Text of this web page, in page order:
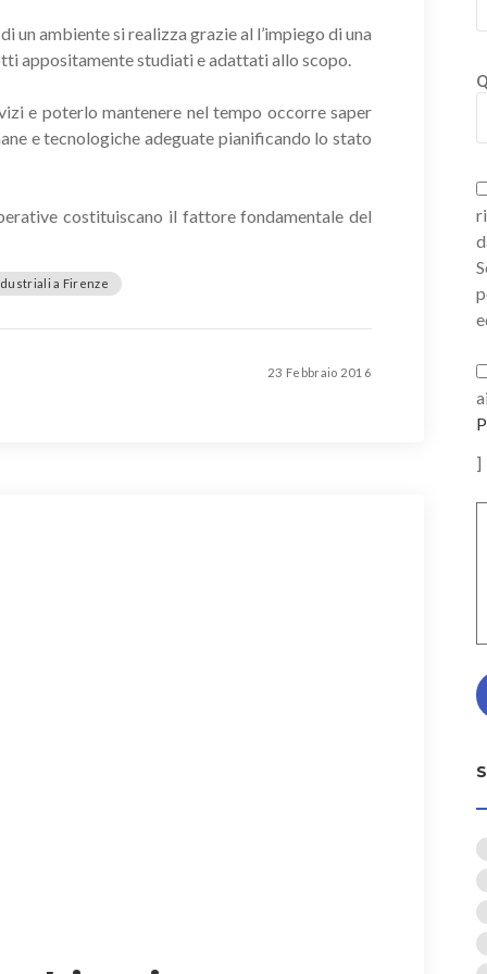
un ambiente si realizza grazie al l’impiego di una
appositamente studiati e adattati allo scopo.
e poterlo mantenere nel tempo occorre saper
e tecnologiche adeguate pianificando lo stato
costituiscano il fattore fondamentale del
a Firenze
23 Febbraio 2016
]